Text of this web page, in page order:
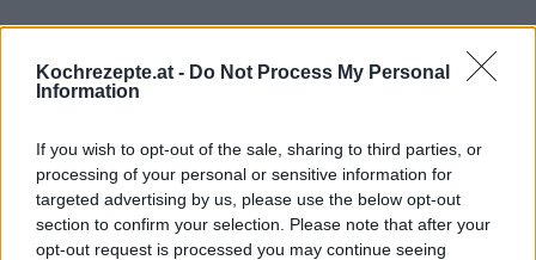
Kochrezepte.at - Do Not Process My Personal
Information
If you wish to opt-out of the sale, sharing to third parties, or
processing of your personal or sensitive information for
targeted advertising by us, please use the below opt-out
section to confirm your selection. Please note that after your
opt-out request is processed you may continue seeing
Smoothie Rezepte Fruchtige Cocktails
/
Ähnliche Rezepte
Kiwi-Gurken-Bananen-Smoothie